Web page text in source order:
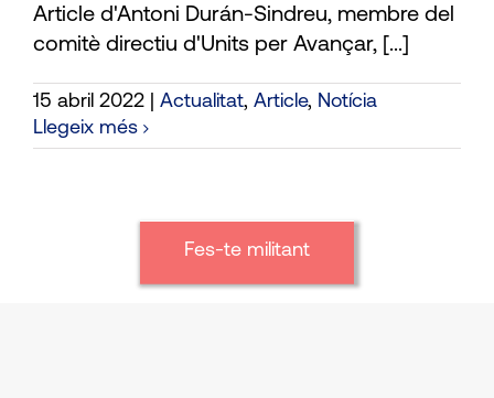
Article d'Antoni Durán-Sindreu, membre del
comitè directiu d'Units per Avançar, [...]
15 abril 2022 Actualitat, Article, Notícia
Llegeix més
Fes-te militant